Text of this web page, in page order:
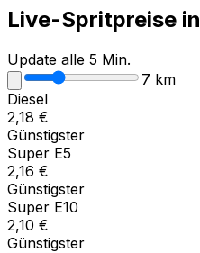
Live-Spritpreise in
Update alle 5 Min.
7 km
Diesel
2,18 €
Günstigster
Super E5
2,16 €
Günstigster
Super E10
2,10 €
Günstigster